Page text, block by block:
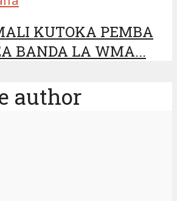
KUTOKA PEMBA
BANDA LA WMA...
author